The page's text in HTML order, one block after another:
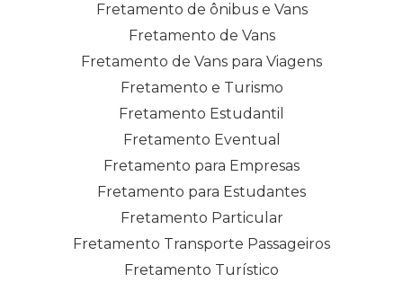
Fretamento de ônibus e Vans
Fretamento de Vans
Fretamento de Vans para Viagens
Fretamento e Turismo
Fretamento Estudantil
Fretamento Eventual
Fretamento para Empresas
Fretamento para Estudantes
Fretamento Particular
Fretamento Transporte Passageiros
Fretamento Turístico